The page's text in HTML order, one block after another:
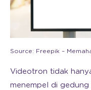
Source: Freepik –
Videotron tidak
menempel di gedung